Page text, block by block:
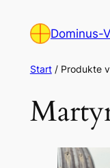
Inhalt
Dominus-
Start/ Produkte